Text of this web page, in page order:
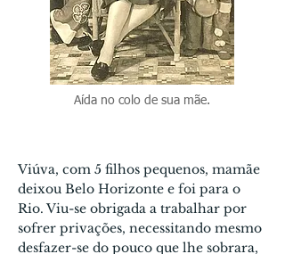
Viúva, com 5 filhos pequenos, mamãe
deixou Belo Horizonte e foi para o
Rio. Viu-se obrigada a traba­lhar por
sofrer privações, necessitando mesmo
desfa­zer-se do pouco que lhe sobrara,
Aída no colo de sua mãe.